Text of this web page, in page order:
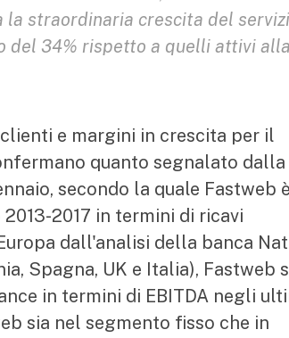
la straordinaria crescita del
del 34% rispetto a quelli attivi
e margini in crescita per il
quanto segnalato dalla
secondo la quale Fastweb è
2017 in termini di ricavi
dall'analisi della banca
Spagna, UK e Italia), Fastweb
in termini di EBITDA negli
sia nel segmento fisso che in